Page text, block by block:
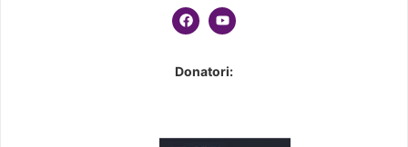
Donatori: